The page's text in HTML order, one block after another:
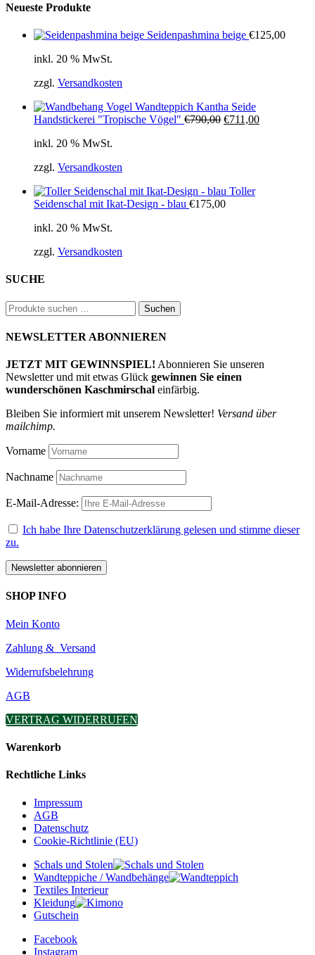
Neueste Produkte
Seidenpashmina beige €125,00
inkl. 20 % MwSt.
zzgl. Versandkosten
Wandteppich Kantha Seide
Handstickerei "Tropische Vögel" €790,00 Ursprünglicher
€711,00Aktueller
inkl. 20 % MwSt.
zzgl. Versandkosten
Toller
Seidenschal mit Ikat-Design - blau €175,00
inkl. 20 % MwSt.
zzgl. Versandkosten
SUCHE
Suchen
nach:
Suchen
NEWSLETTER ABONNIEREN
JETZT MIT GEWINNSPIEL! Abonnieren Sie unseren
Newsletter und mit etwas Glück gewinnen Sie einen
wunderschönen Kaschmirschal einfärbig.
Bleiben Sie informiert mit unserem Newsletter! Versand über
mailchimp.
Vorname
Nachname
E-Mail-Adresse:
Ich habe Ihre Datenschutzerklärung gelesen und stimme dieser
zu.
SHOP INFO
Mein Konto
Zahlung & Versand
Widerrufsbelehrung
AGB
VERTRAG WIDERRUFEN
Warenkorb
Rechtliche Links
Impressum
AGB
Datenschutz
Cookie-Richtlinie (EU)
Schals und Stolen
Wandteppiche / Wandbehänge
Textiles Interieur
Kleidung
Gutschein
Facebook
Instagram